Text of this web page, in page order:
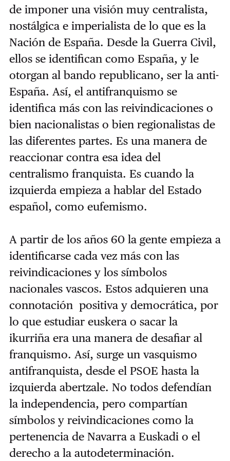
de imponer una visión muy centralista,
nostálgica e imperialista de lo que es la
Nación de España. Desde la Guerra Civil,
ellos se identifican como España, y le
otorgan al bando republicano, ser la anti-
España. Así, el antifranquismo se
identifica más con las reivindicaciones o
bien nacionalistas o bien regionalistas de
las diferentes partes. Es una manera de
reaccionar contra esa idea del
centralismo franquista. Es cuando la
izquierda empieza a hablar del Estado
español, como eufemismo.
A partir de los años 60 la gente empieza a
identificarse cada vez más con las
reivindicaciones y los símbolos
nacionales vascos. Estos adquieren una
connotación positiva y democrática, por
lo que estudiar euskera o sacar la
ikurriña era una manera de desafiar al
franquismo. Así, surge un vasquismo
antifranquista, desde el PSOE hasta la
izquierda abertzale. No todos defendían
la independencia, pero compartían
símbolos y reivindicaciones como la
pertenencia de Navarra a Euskadi o el
derecho a la autodeterminación.